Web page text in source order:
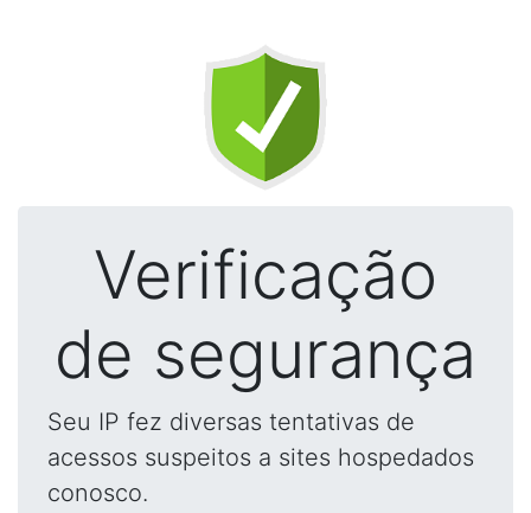
Verificação
de segurança
Seu IP fez diversas tentativas de
acessos suspeitos a sites hospedados
conosco.